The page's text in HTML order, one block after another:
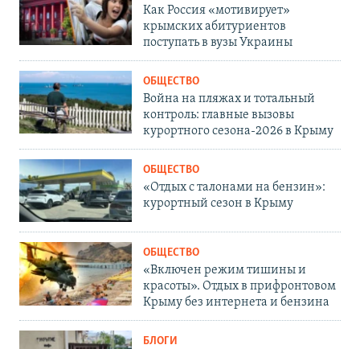
Как Россия «мотивирует»
крымских абитуриентов
поступать в вузы Украины
ОБЩЕСТВО
Война на пляжах и тотальный
контроль: главные вызовы
курортного сезона-2026 в Крыму
ОБЩЕСТВО
«Отдых с талонами на бензин»:
курортный сезон в Крыму
ОБЩЕСТВО
«Включен режим тишины и
красоты». Отдых в прифронтовом
Крыму без интернета и бензина
БЛОГИ